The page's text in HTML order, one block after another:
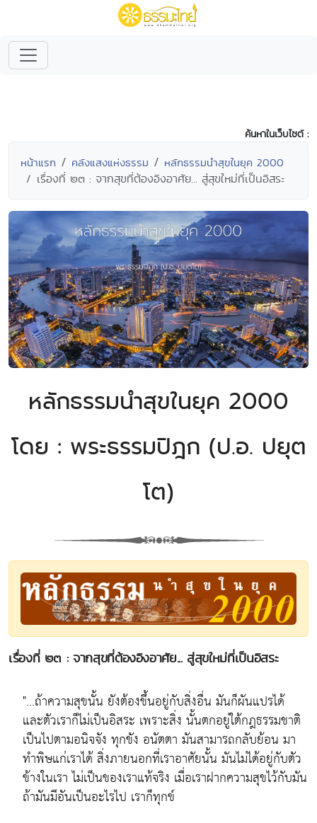
ค้นหาในเว็บไซต์ :
หน้าแรก คลังแสงแห่งธรรม หลักธรรมนำสุขในยุค 2000
เรื่องที่ ๒๓ : จากสุขที่ต้องอิงอาศัย... สู่สุขใหม่ที่เป็นอิสระ
หลักธรรมนำสุขในยุค 2000
โดย : พระธรรมปิฎก (ป.อ. ปยุต
โต)
เรื่องที่ ๒๓ : จากสุขที่ต้องอิงอาศัย... สู่สุขใหม่ที่เป็นอิสระ
"...ถ้าความสุขนั้น ยังต้องขึ้นอยู่กับสิ่งอื่น มันก็ผันแปรได้
และตัวเราก็ไม่เป็นอิสระ เพราะสิ่ง นั้นตกอยู่ใต้กฎธรรมชาติ
เป็นไปตามอนิจจัง ทุกขัง อนัตตา มันสามารถกลับย้อน มา
ทำพิษแก่เราได้ สิ่งภายนอกที่เราอาศัยนั้น มันไม่ได้อยู่กับตัว
ข้างในเรา ไม่เป็นของเราแท้จริง เมื่อเราฝากความสุขไว้กับมัน
ถ้ามันมีอันเป็นอะไรไป เราก็ทุกข์